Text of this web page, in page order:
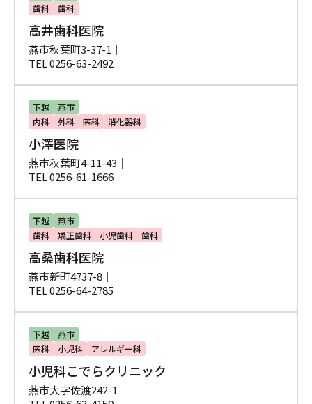
歯科
歯科
高井歯科医院
燕市秋葉町3-37-1｜
TEL 0256-63-2492
下越
燕市
内科
外科 医科 消化器科
小澤医院
燕市秋葉町4-11-43｜
TEL 0256-61-1666
下越
燕市
歯科
矯正歯科 小児歯科 歯科
高桑歯科医院
燕市新町4737-8｜
TEL 0256-64-2785
下越
燕市
医科
小児科 アレルギー科
小児科こでらクリニック
燕市大字佐渡242-1｜